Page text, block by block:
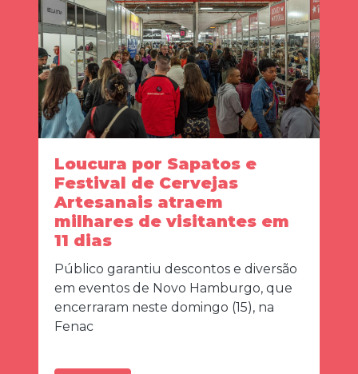
Loucura por Sapatos e
Festival de Cervejas
Artesanais atraem
milhares de visitantes em
11 dias
Público garantiu descontos e diversão
em eventos de Novo Hamburgo, que
encerraram neste domingo (15), na
Fenac